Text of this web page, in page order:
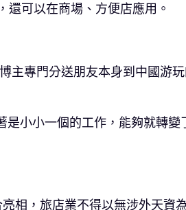
可以在商場、方便店應用。
主專門分送朋友本身到中國游玩
小小一個的工作，能夠就轉變
相，旅店業不得以無涉外天資